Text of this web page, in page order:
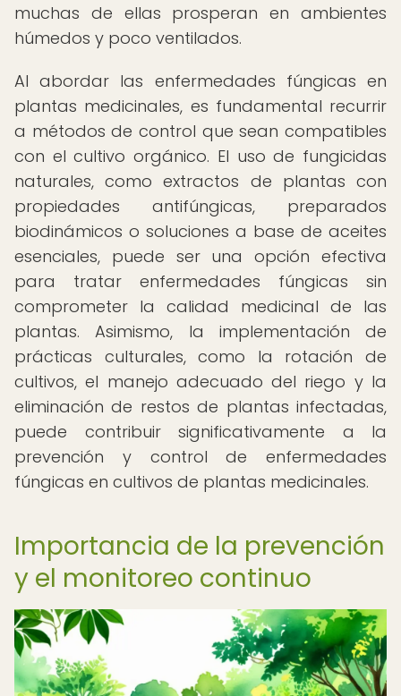
muchas de ellas prosperan en ambientes
húmedos y poco ventilados.
Al abordar las enfermedades fúngicas en
plantas medicinales, es fundamental recurrir
a métodos de control que sean compatibles
con el cultivo orgánico. El uso de fungicidas
naturales, como extractos de plantas con
propiedades antifúngicas, preparados
biodinámicos o soluciones a base de aceites
esenciales, puede ser una opción efectiva
para tratar enfermedades fúngicas sin
comprometer la calidad medicinal de las
plantas. Asimismo, la implementación de
prácticas culturales, como la rotación de
cultivos, el manejo adecuado del riego y la
eliminación de restos de plantas infectadas,
puede contribuir significativamente a la
prevención y control de enfermedades
fúngicas en cultivos de plantas medicinales.
Importancia de la prevención
y el monitoreo continuo